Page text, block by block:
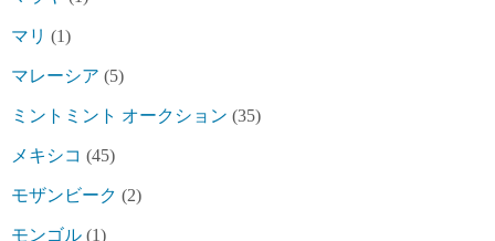
マリ (1)
マレーシア (5)
ミントミント オークション (35)
メキシコ (45)
モザンビーク (2)
モンゴル (1)